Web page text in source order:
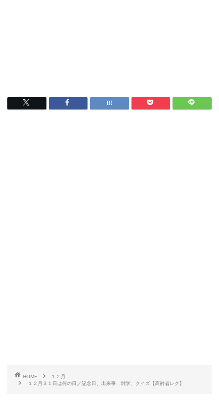
HOME
１２月
１２月３１日は何の日／記念日、出来事、雑学、クイズ【高齢者レク】